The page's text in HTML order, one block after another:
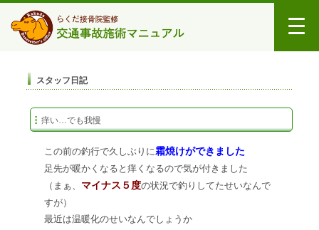
スタッフ日記
痒い…でも我慢
この前の釣行で久しぶりに霜焼けができました
足先が暖かくなると痒くなるので気が付きました
（まぁ、 マイナス５度の状況で釣りしてたせいなんで
すが）
最近は温暖化のせいなんでしょうか